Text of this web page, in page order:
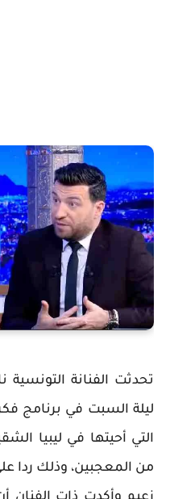
تحدثت الفنانة
ليلة السبت في برنامج
التي أحيتها في ليبيا
من المعجبين، وذلك ردا